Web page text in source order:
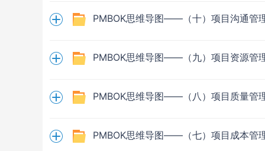
PMBOK思维导图——（十）项目沟通管
PMBOK思维导图——（九）项目资源管
PMBOK思维导图——（八）项目质量管
PMBOK思维导图——（七）项目成本管